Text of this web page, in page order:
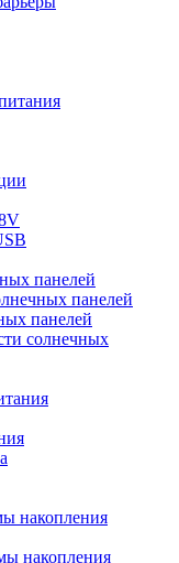
панелей
панелей
панелей
солнечных
накопления
накопления